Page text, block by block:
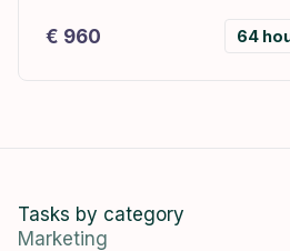
en...
€ 960 64
Tasks by category
Marketing